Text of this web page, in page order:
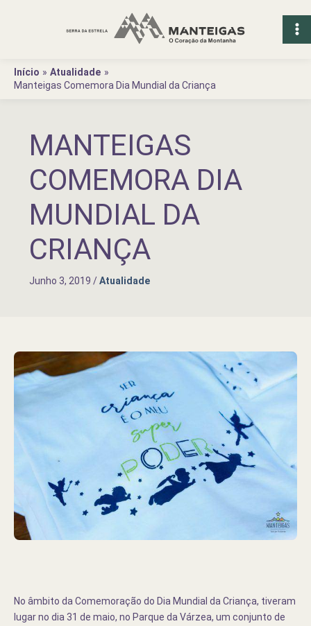
Início
Atualidade
Manteigas Comemora Dia Mundial da Criança
MANTEIGAS
COMEMORA DIA
MUNDIAL DA
CRIANÇA
Junho 3, 2019 /Atualidade
No âmbito da Comemoração do Dia Mundial da Criança, tiveram
lugar no dia 31 de maio, no Parque da Várzea, um conjunto de